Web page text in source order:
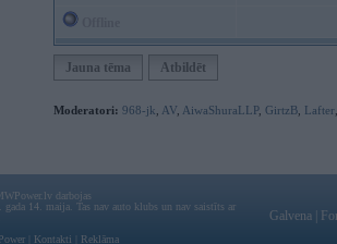
Jauna tēma Atbildēt
Moderatori: 968-jk AV AiwaShuraLLP, GirtzB Lafter
darbojas
gada 14. maija. Tas nav auto klubs un nav saistīts ar
Kontakti Reklāma
Galvena